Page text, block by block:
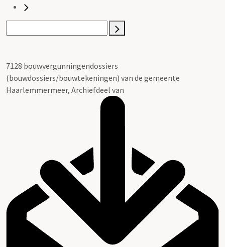
7128 bouwvergunningendossiers
(bouwdossiers/bouwtekeningen) van de gemeente
Haarlemmermeer, Archiefdeel van